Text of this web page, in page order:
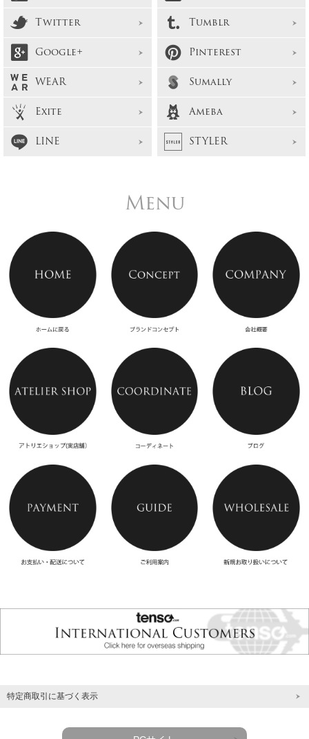
Twitter
Tumblr
Google+
Pinterest
WEAR
Sumally
Exite
Ameba
LINE
STYLER
Menu
特定商取引に基づく表示